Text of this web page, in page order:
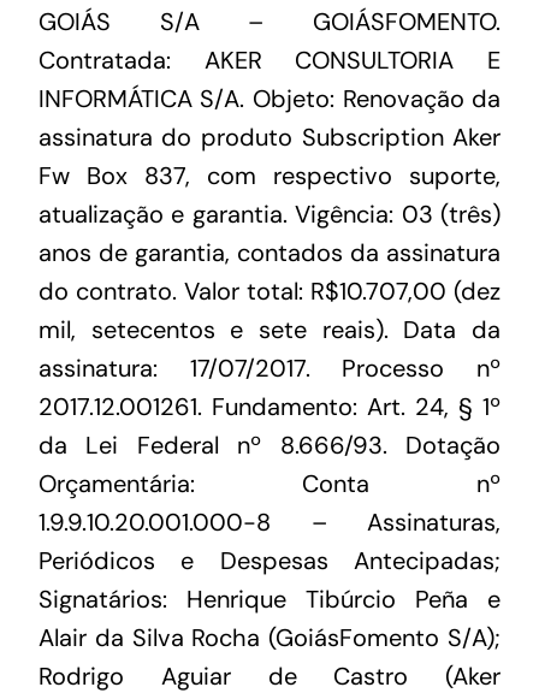
GOIÁS S/A – GOIÁSFOMENTO.
Contratada: AKER CONSULTORIA E
INFORMÁTICA S/A. Objeto: Renovação da
assinatura do produto Subscription Aker
Fw Box 837, com respectivo suporte,
atualização e garantia. Vigência: 03 (três)
anos de garantia, contados da assinatura
do contrato. Valor total: R$10.707,00 (dez
mil, setecentos e sete reais). Data da
assinatura: 17/07/2017. Processo nº
2017.12.001261. Fundamento: Art. 24, § 1º
da Lei Federal nº 8.666/93. Dotação
Orçamentária: Conta nº
1.9.9.10.20.001.000-8 – Assinaturas,
Periódicos e Despesas Antecipadas;
Signatários: Henrique Tibúrcio Peña e
Alair da Silva Rocha (GoiásFomento S/A);
Rodrigo Aguiar de Castro (Aker